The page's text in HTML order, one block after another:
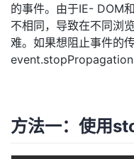
的事件。由于IE- DOM
不相同，导致在不同浏
难。如果想阻止事件的
方法一：使用